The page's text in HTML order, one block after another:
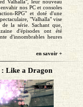
Valhalla", leur nouveau
nos PC et consoles
RPG" et doté d'une
"Valhalla" vise
la série. Sachant que,
d'épisodes ont été
d'innombrables heures
en savoir +
: Like a Dragon